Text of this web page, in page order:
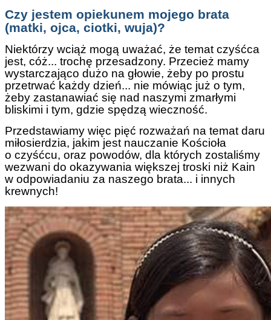
Czy jestem opiekunem mojego brata
(matki, ojca, ciotki, wuja)?
Niektórzy wciąż mogą uważać, że temat czyśćca
jest, cóż... trochę przesadzony. Przecież mamy
wystarczająco dużo na głowie, żeby po prostu
przetrwać każdy dzień... nie mówiąc już o tym,
żeby zastanawiać się nad naszymi zmarłymi
bliskimi i tym, gdzie spędzą wieczność.
Przedstawiamy więc pięć rozważań na temat daru
miłosierdzia, jakim jest nauczanie Kościoła
o czyśćcu, oraz powodów, dla których zostaliśmy
wezwani do okazywania większej troski niż Kain
w odpowiadaniu za naszego brata... i innych
krewnych!